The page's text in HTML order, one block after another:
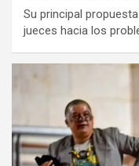
Su principal
jueces hacia los